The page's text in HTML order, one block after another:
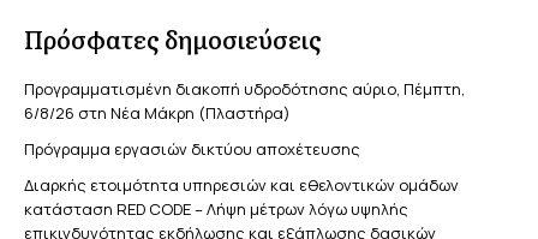
Πρόσφατες δημοσιεύσεις
Προγραμματισμένη διακοπή υδροδότησης αύριο, Πέμπτη,
6/8/26 στη Νέα Μάκρη (Πλαστήρα)
Πρόγραμμα εργασιών δικτύου αποχέτευσης
Διαρκής ετοιμότητα υπηρεσιών και εθελοντικών ομάδων
κατάσταση RED CODE – Λήψη μέτρων λόγω υψηλής
επικινδυνότητας εκδήλωσης και εξάπλωσης δασικών